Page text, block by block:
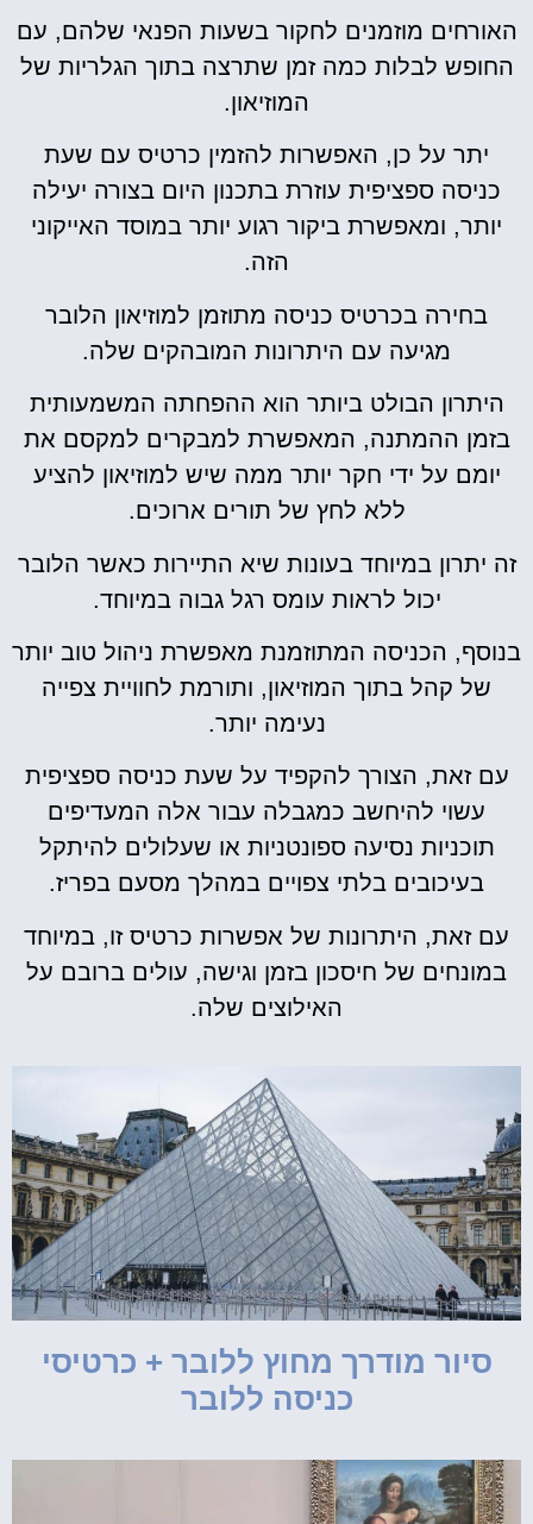
האורחים מוזמנים לחקור בשעות הפנאי שלהם, עם
החופש לבלות כמה זמן שתרצה בתוך הגלריות של
המוזיאון.
יתר על כן, האפשרות להזמין כרטיס עם שעת
כניסה ספציפית עוזרת בתכנון היום בצורה יעילה
יותר, ומאפשרת ביקור רגוע יותר במוסד האייקוני
הזה.
בחירה בכרטיס כניסה מתוזמן למוזיאון הלובר
מגיעה עם היתרונות המובהקים שלה.
היתרון הבולט ביותר הוא ההפחתה המשמעותית
בזמן ההמתנה, המאפשרת למבקרים למקסם את
יומם על ידי חקר יותר ממה שיש למוזיאון להציע
ללא לחץ של תורים ארוכים.
זה יתרון במיוחד בעונות שיא התיירות כאשר הלובר
יכול לראות עומס רגל גבוה במיוחד.
בנוסף, הכניסה המתוזמנת מאפשרת ניהול טוב יותר
של קהל בתוך המוזיאון, ותורמת לחוויית צפייה
נעימה יותר.
עם זאת, הצורך להקפיד על שעת כניסה ספציפית
עשוי להיחשב כמגבלה עבור אלה המעדיפים
תוכניות נסיעה ספונטניות או שעלולים להיתקל
בעיכובים בלתי צפויים במהלך מסעם בפריז.
עם זאת, היתרונות של אפשרות כרטיס זו, במיוחד
במונחים של חיסכון בזמן וגישה, עולים ברובם על
האילוצים שלה.
סיור מודרך מחוץ ללובר + כרטיסי
כניסה ללובר